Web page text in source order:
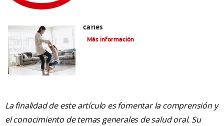
caries
Más información
La finalidad de este artículo es fomentar la comprensión y
el conocimiento de temas generales de salud oral. Su